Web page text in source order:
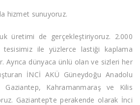
hizmet sunuyoruz.
üretimi de gerçekleştiriyoruz. 2.000
ile yüzlerce lastiği kaplama
Ayrıca dünyaca ünlü olan ve sizleri her
İNCİ AKÜ Güneydoğu Anadolu
Gaziantep, Kahramanmaraş ve Kilis
Gaziantep’te perakende olarak İnci